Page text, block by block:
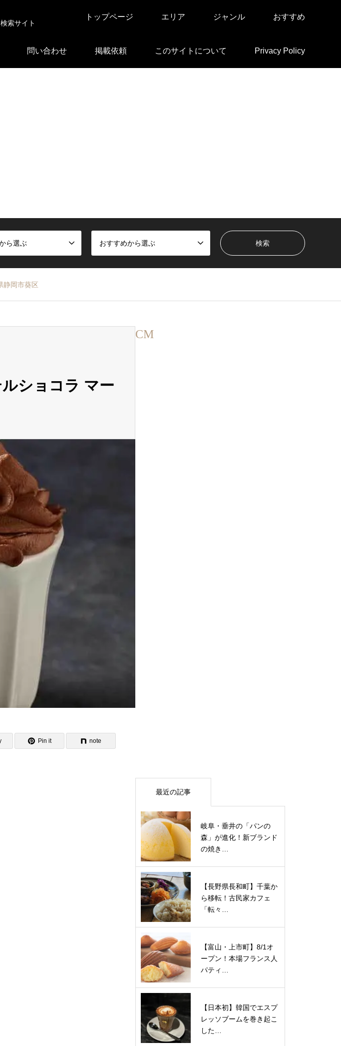
索サイト
トップページ エリア ジャンル おすすめ
問い合わせ 掲載依頼 このサイトについて Privacy Policy
ら選ぶ おすすめから選ぶ
静岡市葵区
ショコラ マー
Pin it note
CM
最近の記事
岐阜・垂井の「パンの
森」が進化！新ブランド
の焼き…
【長野県長和町】千葉か
ら移転！古民家カフェ
「転々…
【富山・上市町】8/1オ
ープン！本場フランス人
パティ…
【日本初】韓国でエスプ
レッソブームを巻き起こ
した…